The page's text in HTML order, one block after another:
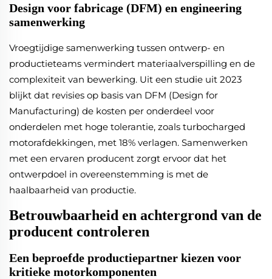
Design voor fabricage (DFM) en engineering
samenwerking
Vroegtijdige samenwerking tussen ontwerp- en
productieteams vermindert materiaalverspilling en de
complexiteit van bewerking. Uit een studie uit 2023
blijkt dat revisies op basis van DFM (Design for
Manufacturing) de kosten per onderdeel voor
onderdelen met hoge tolerantie, zoals turbocharged
motorafdekkingen, met 18% verlagen. Samenwerken
met een ervaren producent zorgt ervoor dat het
ontwerpdoel in overeenstemming is met de
haalbaarheid van productie.
Betrouwbaarheid en achtergrond van de
producent controleren
Een beproefde productiepartner kiezen voor
kritieke motorkomponenten